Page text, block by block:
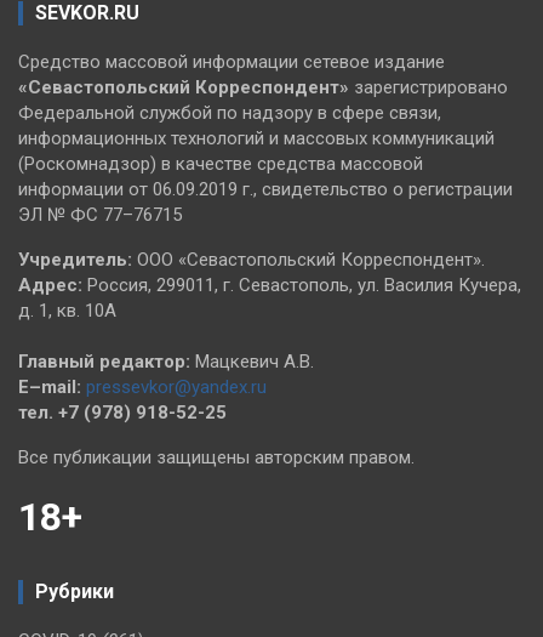
SEVKOR.RU
Средство массовой информации сетевое издание
«Севастопольский Корреспондент» зарегистрировано
Федеральной службой по надзору в сфере связи,
информационных технологий и массовых коммуникаций
(Роскомнадзор) в качестве средства массовой
информации от 06.09.2019 г., свидетельство о регистрации
ЭЛ № ФС 77–76715
Учредитель: ООО «Севастопольский Корреспондент».
Адрес: Россия, 299011, г. Севастополь, ул. Василия Кучера,
д. 1, кв. 10А
Главный редактор: Мацкевич А.В.
E–mail: pressevkor@yandex.ru
тел. +7 (978) 918-52-25
Все публикации защищены авторским правом.
18+
Рубрики